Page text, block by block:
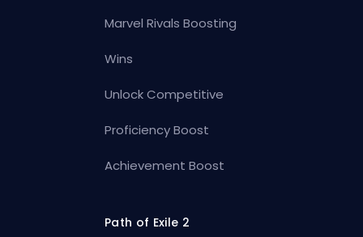
Marvel Rivals Boosting
Wins
Unlock Competitive
Proficiency Boost
Achievement Boost
Path of Exile 2